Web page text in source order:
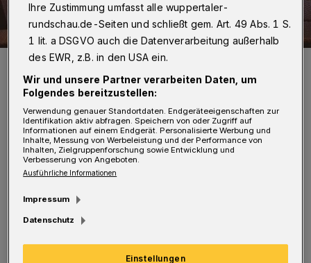
Viele in der Gastronomie fürchten, dass die Tische öfter leer
„Die Branche steht vor anhaltenden
Herausforderungen, darunter steigende
Energiekosten, höhere Lebensmittelpreise,
Ihre Zustimmung umfasst alle wuppertaler-
rundschau.de-Seiten und schließt gem. Art. 49 Abs. 1 S.
1 lit. a DSGVO auch die Datenverarbeitung außerhalb
des EWR, z.B. in den USA ein.
Wir und unsere Partner verarbeiten Daten, um
Folgendes bereitzustellen:
Verwendung genauer Standortdaten. Endgeräteeigenschaften zur
Identifikation aktiv abfragen. Speichern von oder Zugriff auf
Informationen auf einem Endgerät. Personalisierte Werbung und
Inhalte, Messung von Werbeleistung und der Performance von
Inhalten, Zielgruppenforschung sowie Entwicklung und
Verbesserung von Angeboten.
Ausführliche Informationen
Impressum
Datenschutz
Einstellungen